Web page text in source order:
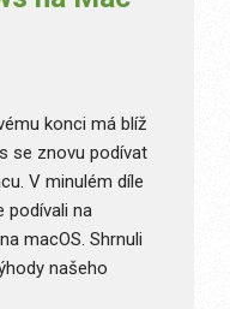
konci má blíž
se znovu podívat
V minulém díle
podívali na
macOS. Shrnuli
našeho